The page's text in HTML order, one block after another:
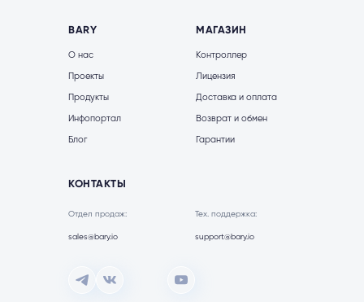
BARY
О нас
Проекты
Продукты
Инфопортал
Блог
МАГАЗИН
Контроллер
Лицензия
Доставка и оплата
Возврат и обмен
Гарантии
КОНТАКТЫ
Тех. поддержка:
support@bary.io
Отдел продаж:
sales@bary.io